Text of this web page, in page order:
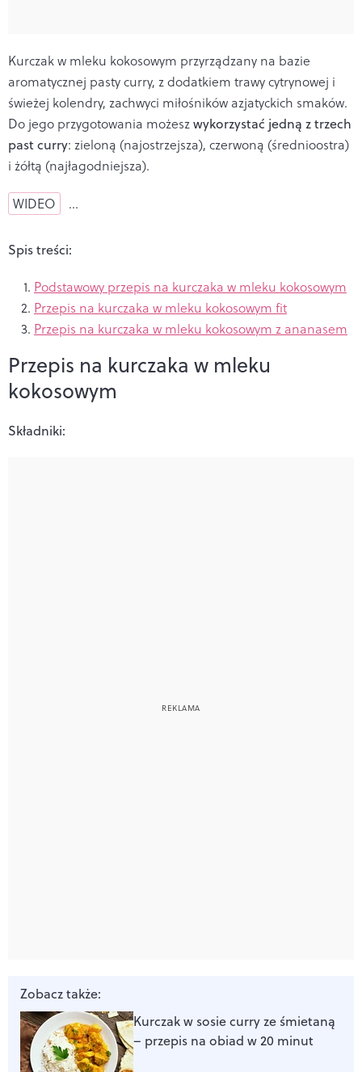
Kurczak w mleku kokosowym przyrządzany na bazie
aromatycznej pasty curry, z dodatkiem trawy cytrynowej i
świeżej kolendry, zachwyci miłośników azjatyckich smaków.
Do jego przygotowania możeszwykorzystać jedną z trzech
past curry: zieloną (najostrzejsza), czerwoną (średnioostra)
i żółtą (najłagodniejsza).
WIDEO …
Spis treści:
Podstawowy przepis na kurczaka w mleku kokosowym
Przepis na kurczaka w mleku kokosowym fit
Przepis na kurczaka w mleku kokosowym z ananasem
Przepis na kurczaka w mleku
kokosowym
Składniki:
Zobacz także:
Kurczak w sosie curry ze śmietaną
– przepis na obiad w 20 minut